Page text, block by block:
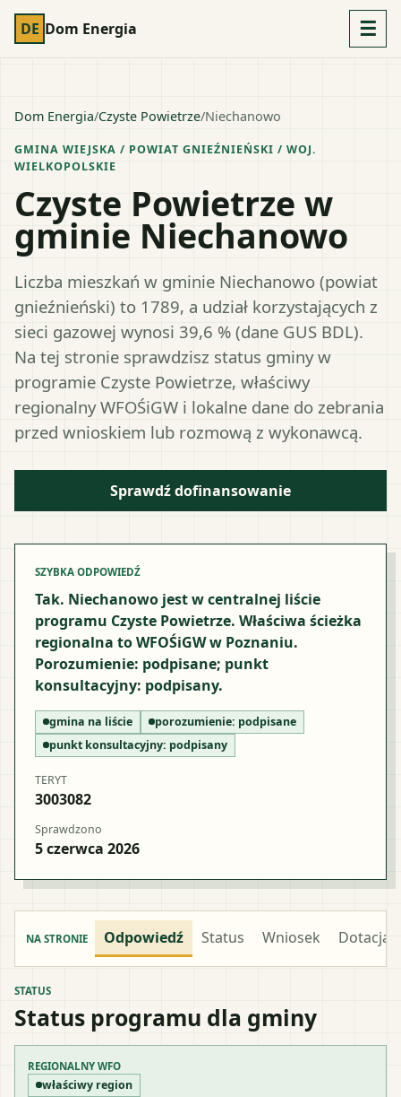
DE Dom Energia ☰
Dom Energia/Czyste Powietrze/Niechanowo
GMINA WIEJSKA / POWIAT GNIEŹNIEŃSKI / WOJ.
WIELKOPOLSKIE
Czyste Powietrze w
gminie Niechanowo
Liczba mieszkań w gminie Niechanowo (powiat
gnieźnieński) to 1789, a udział korzystających z
sieci gazowej wynosi 39,6 % (dane GUS BDL).
Na tej stronie sprawdzisz status gminy w
programie Czyste Powietrze, właściwy
regionalny WFOŚiGW i lokalne dane do zebrania
przed wnioskiem lub rozmową z wykonawcą.
Sprawdź dofinansowanie
SZYBKA ODPOWIEDŹ
Tak. Niechanowo jest w centralnej liście
programu Czyste Powietrze. Właściwa ścieżka
regionalna to WFOŚiGW w Poznaniu.
Porozumienie: podpisane; punkt
konsultacyjny: podpisany.
gmina na liście porozumienie: podpisane
punkt konsultacyjny: podpisany
TERYT
3003082
Sprawdzono
5 czerwca 2026
NA STRONIE Odpowiedź Status Wniosek Dotacja
STATUS
Status programu dla gminy
REGIONALNY WFO
właściwy region